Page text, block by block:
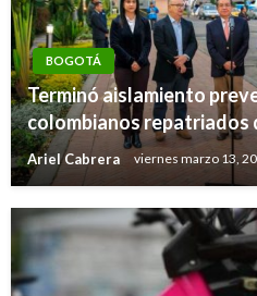
BOGOTÁ
Terminó aislamiento
colombianos repatriados
Ariel Cabrera viernes marzo 13,